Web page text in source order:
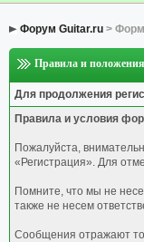
Форум Guitar.ru >
Правила и
Для продолжения
Правила и условия
Пожалуйста,
«Регистрация». Для
Помните, что мы не
также не несем
Сообщения отражают